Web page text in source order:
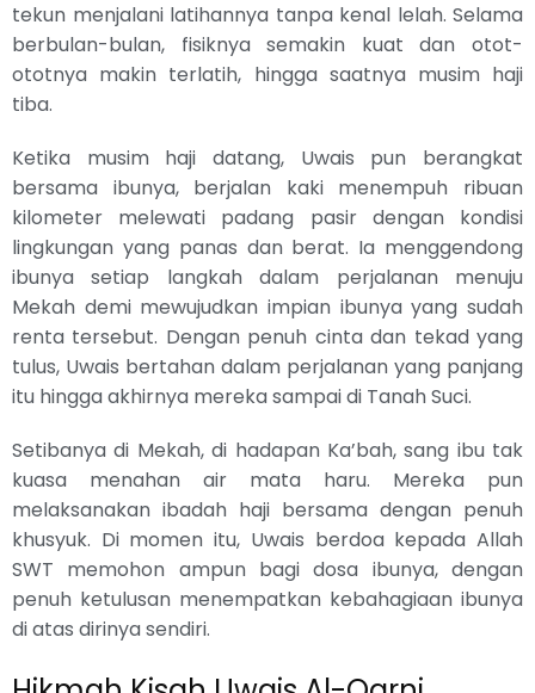
tekun menjalani latihannya tanpa kenal lelah. Selama
berbulan-bulan, fisiknya semakin kuat dan otot-
ototnya makin terlatih, hingga saatnya musim haji
tiba.
Ketika musim haji datang, Uwais pun berangkat
bersama ibunya, berjalan kaki menempuh ribuan
kilometer melewati padang pasir dengan kondisi
lingkungan yang panas dan berat. Ia menggendong
ibunya setiap langkah dalam perjalanan menuju
Mekah demi mewujudkan impian ibunya yang sudah
renta tersebut. Dengan penuh cinta dan tekad yang
tulus, Uwais bertahan dalam perjalanan yang panjang
itu hingga akhirnya mereka sampai di Tanah Suci.
Setibanya di Mekah, di hadapan Ka’bah, sang ibu tak
kuasa menahan air mata haru. Mereka pun
melaksanakan ibadah haji bersama dengan penuh
khusyuk. Di momen itu, Uwais berdoa kepada Allah
SWT memohon ampun bagi dosa ibunya, dengan
penuh ketulusan menempatkan kebahagiaan ibunya
di atas dirinya sendiri.